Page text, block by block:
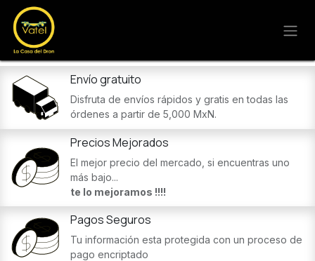
Ir al contenido
Envío gratuito
Disfruta de envíos rápidos y gratis en todas las
órdenes a partir de 5,000 MxN.
Precios Mejorados
El mejor precio del mercado, si encuentras uno
más bajo...
te lo mejoramos !!!!
Pagos Seguros
Tu información esta protegida con un proceso de
pago encriptado